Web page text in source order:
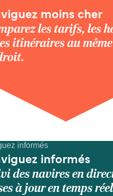
moins cher
les tarifs, les
itinéraires au même
informés
des navires en
à jour en temps